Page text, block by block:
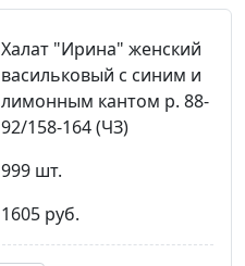
Халат "Ирина" женский
васильковый с синим и
лимонным кантом р. 88-
92/158-164 (ЧЗ)
999 шт.
1605 руб.